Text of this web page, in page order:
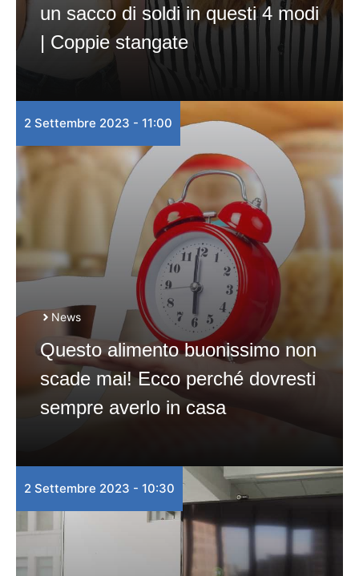
un sacco di soldi in questi 4 modi
| Coppie stangate
2 Settembre 2023 - 11:00
News
Questo alimento buonissimo non
scade mai! Ecco perché dovresti
sempre averlo in casa
2 Settembre 2023 - 10:30